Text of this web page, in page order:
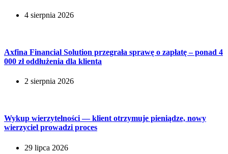
4 sierpnia 2026
Axfina Financial Solution przegrała sprawę o zapłatę – ponad 4
000 zł oddłużenia dla klienta
2 sierpnia 2026
Wykup wierzytelności — klient otrzymuje pieniądze, nowy
wierzyciel prowadzi proces
29 lipca 2026